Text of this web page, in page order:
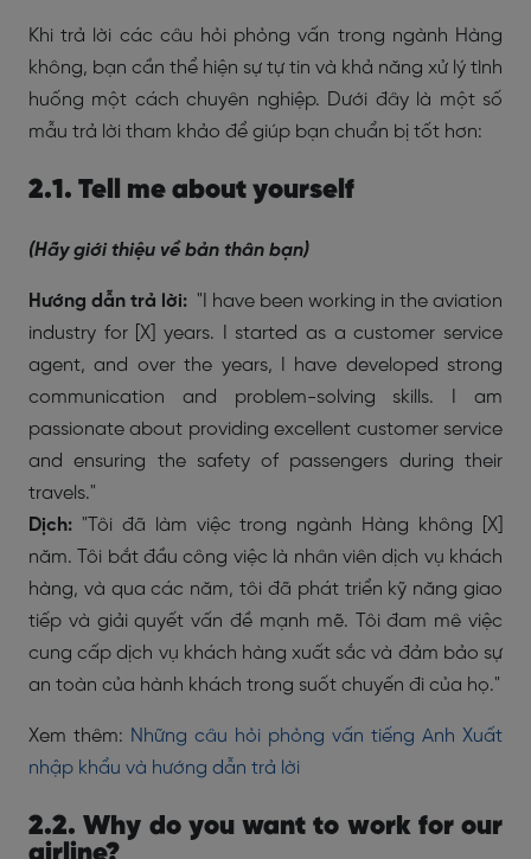
Khi trả lời các câu hỏi phỏng vấn trong ngành Hàng
không, bạn cần thể hiện sự tự tin và khả năng xử lý tình
huống một cách chuyên nghiệp. Dưới đây là một số
mẫu trả lời tham khảo để giúp bạn chuẩn bị tốt hơn:
2.1. Tell me about yourself
(Hãy giới thiệu về bản thân bạn)
Hướng dẫn trả lời: "I have been working in the aviation
industry for [X] years. I started as a customer service
agent, and over the years, I have developed strong
communication and problem-solving skills. I am
passionate about providing excellent customer service
and ensuring the safety of passengers during their
travels."
Dịch: "Tôi đã làm việc trong ngành Hàng không [X]
năm. Tôi bắt đầu công việc là nhân viên dịch vụ khách
hàng, và qua các năm, tôi đã phát triển kỹ năng giao
tiếp và giải quyết vấn đề mạnh mẽ. Tôi đam mê việc
cung cấp dịch vụ khách hàng xuất sắc và đảm bảo sự
an toàn của hành khách trong suốt chuyến đi của họ."
Xem thêm: Những câu hỏi phỏng vấn tiếng Anh Xuất
nhập khẩu và hướng dẫn trả lời
2.2. Why do you want to work for our